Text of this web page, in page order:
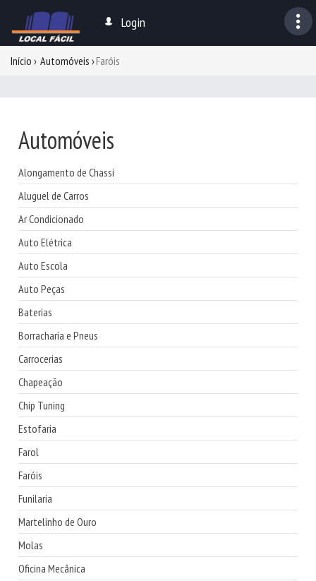
Login
Início Automóveis Faróis
Automóveis
Alongamento de Chassi
Aluguel de Carros
Ar Condicionado
Auto Elétrica
Auto Escola
Auto Peças
Baterias
Borracharia e Pneus
Carrocerias
Chapeação
Chip Tuning
Estofaria
Farol
Faróis
Funilaria
Martelinho de Ouro
Molas
Oficina Mecânica